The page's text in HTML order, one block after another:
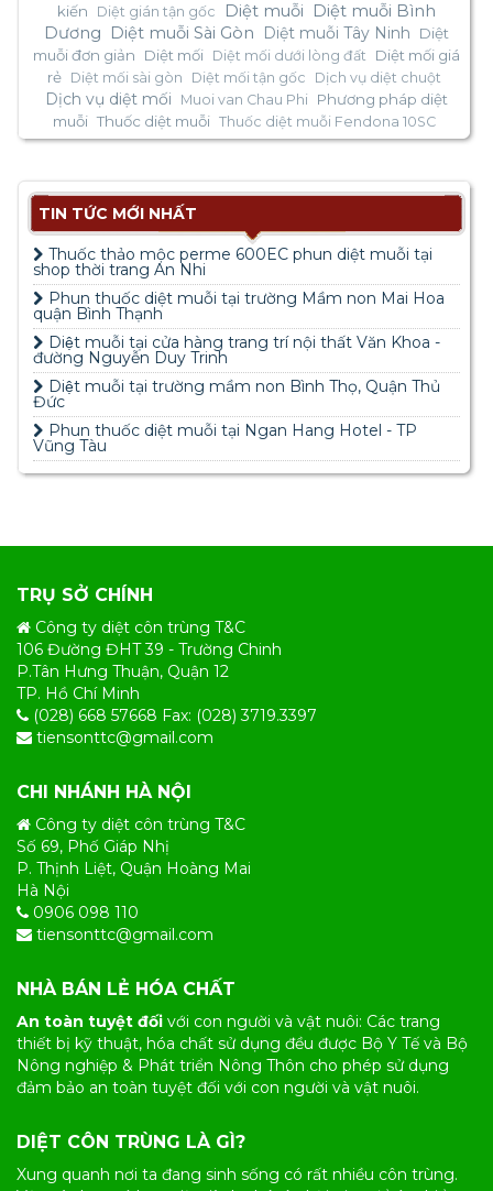
kiến
Diệt gián tận gốc Diệt muỗi
Diệt muỗi Bình
Dương
Diệt muỗi Sài Gòn Diệt muỗi Tây Ninh
Diệt
muỗi đơn giản
Diệt mối Diệt mối dưới lòng đất
Diệt mối giá
rẻ Diệt mối sài gòn Diệt mối tận gốc Dịch vụ diệt chuột
Dịch vụ diệt mối Muoi van Chau Phi
Phương pháp diệt
muỗi Thuốc diệt muỗi Thuốc diệt muỗi Fendona 10SC
TIN TỨC MỚI NHẤT
Thuốc thảo mộc perme 600EC phun diệt muỗi tại
shop thời trang An Nhi
Phun thuốc diệt muỗi tại trường Mầm non Mai Hoa
quận Bình Thạnh
Diệt muỗi tại cửa hàng trang trí nội thất Văn Khoa -
đường Nguyễn Duy Trinh
Diệt muỗi tại trường mầm non Bình Thọ, Quận Thủ
Đức
Phun thuốc diệt muỗi tại Ngan Hang Hotel - TP
Vũng Tàu
TRỤ SỞ CHÍNH
Công ty diệt côn trùng T&C
106 Đường ĐHT 39 - Trường Chinh
P.Tân Hưng Thuận, Quận 12
TP. Hồ Chí Minh
(028) 668 57668 Fax: (028) 3719.3397
tiensonttc@gmail.com
CHI NHÁNH HÀ NỘI
Công ty diệt côn trùng T&C
Số 69, Phố Giáp Nhị
P. Thịnh Liệt, Quận Hoàng Mai
Hà Nội
0906 098 110
tiensonttc@gmail.com
NHÀ BÁN LẺ HÓA CHẤT
An toàn tuyệt đối với con người và vật nuôi: Các trang
thiết bị kỹ thuật, hóa chất sử dụng đều được Bộ Y Tế và Bộ
Nông nghiệp & Phát triển Nông Thôn cho phép sử dụng
đảm bảo an toàn tuyệt đối với con người và vật nuôi.
DIỆT CÔN TRÙNG LÀ GÌ?
Xung quanh nơi ta đang sinh sống có rất nhiều côn trùng.